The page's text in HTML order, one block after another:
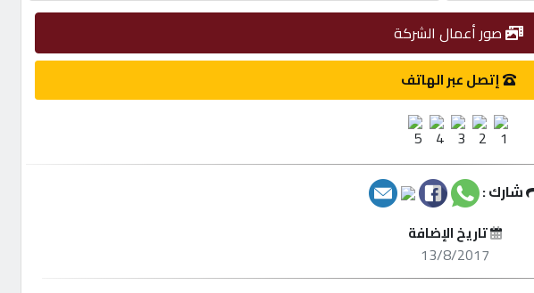
صور أعمال الشركة
إتصل عبر الهاتف
شارك :
تاريخ الإضافة
13/8/2017